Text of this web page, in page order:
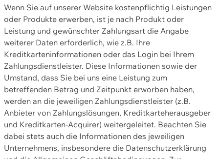
Wenn Sie auf unserer Website kostenpflichtig Leistungen
oder Produkte erwerben, ist je nach Produkt oder
Leistung und gewünschter Zahlungsart die Angabe
weiterer Daten erforderlich, wie z.B. Ihre
Kreditkarteninformationen oder das Login bei Ihrem
Zahlungsdienstleister. Diese Informationen sowie der
Umstand, dass Sie bei uns eine Leistung zum
betreffenden Betrag und Zeitpunkt erworben haben,
werden an die jeweiligen Zahlungsdienstleister (z.B.
Anbieter von Zahlungslösungen, Kreditkarteherausgeber
und Kreditkarten-Acquirer) weitergeleitet. Beachten Sie
dabei stets auch die Informationen des jeweiligen
Unternehmens, insbesondere die Datenschutzerklärung